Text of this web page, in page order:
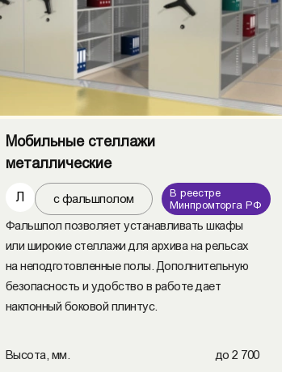
Мобильные стеллажи
металлические
Л с фальшполом
В реестре
Минпромторга РФ
Фальшпол позволяет устанавливать шкафы
или широкие стеллажи для архива на рельсах
на неподготовленные полы. Дополнительную
безопасность и удобство в работе дает
наклонный боковой плинтус.
Высота, мм. до 2 700